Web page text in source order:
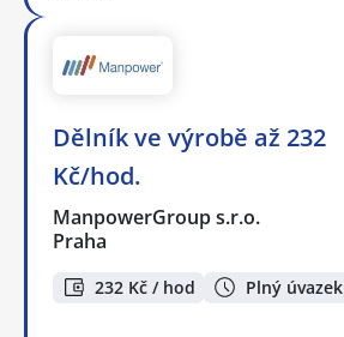
Dělník ve výrobě až 232
Kč/hod.
ManpowerGroup s.r.o.
Praha
232 Kč / hod Plný úvazek